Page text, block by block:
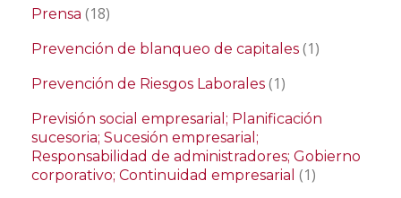
Prensa (18)
Prevención de blanqueo de capitales (1)
Prevención de Riesgos Laborales (1)
Previsión social empresarial; Planificación
sucesoria; Sucesión empresarial;
Responsabilidad de administradores; Gobierno
corporativo; Continuidad empresarial (1)